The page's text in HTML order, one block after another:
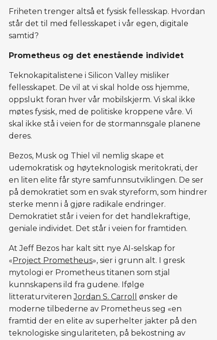
Friheten trenger altså et fysisk fellesskap. Hvordan
står det til med fellesskapet i vår egen, digitale
samtid?
Prometheus og det enestående individet
Teknokapitalistene i Silicon Valley misliker
fellesskapet. De vil at vi skal holde oss hjemme,
oppslukt foran hver vår mobilskjerm. Vi skal ikke
møtes fysisk, med de politiske kroppene våre. Vi
skal ikke stå i veien for de stormannsgale planene
deres.
Bezos, Musk og Thiel vil nemlig skape et
udemokratisk og høyteknologisk meritokrati, der
en liten elite får styre samfunnsutviklingen. De ser
på demokratiet som en svak styreform, som hindrer
sterke menn i å gjøre radikale endringer.
Demokratiet står i veien for det handlekraftige,
geniale individet. Det står i veien for framtiden.
At Jeff Bezos har kalt sitt nye AI-selskap for
«Project Prometheus», sier i grunn alt. I gresk
mytologi er Prometheus titanen som stjal
kunnskapens ild fra gudene. Ifølge
litteraturviterenJordan S. Carroll
ønsker de
moderne tilbederne av Prometheus seg «en
framtid der en elite av superhelter jakter på den
teknologiske singulariteten, på bekostning av